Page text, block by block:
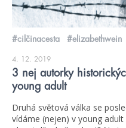
#cilčinacesta #elizabethwein
4. 12. 2019
3 nej autorky
young adult
Druhá světová válka se
vídáme (nejen) v young